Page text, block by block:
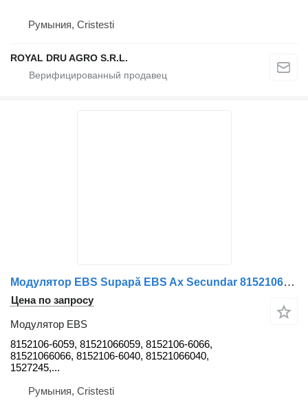
Румыния, Cristesti
ROYAL DRU AGRO S.R.L.
Модулятор EBS Supapă EBS Ax Secundar 8152106-6059 для грузовика MAN 13523 3198
Цена по запросу
Модулятор EBS
8152106-6059, 81521066059, 8152106-6066,
81521066066, 8152106-6040, 81521066040,
1527245,...
Румыния, Cristesti